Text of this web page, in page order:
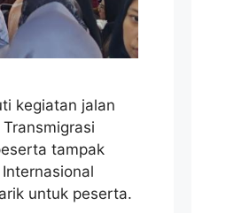
kegiatan jalan
tampak
untuk peserta.